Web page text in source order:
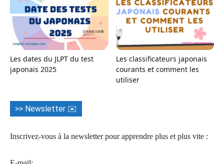
Les dates du JLPT du test
japonais 2025
Les classificateurs japonais
courants et comment les
utiliser
>> Newsletter ✉️
Inscrivez-vous à la newsletter pour apprendre plus et plus vite :